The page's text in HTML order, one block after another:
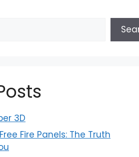
3D
Fire Panels: The Truth